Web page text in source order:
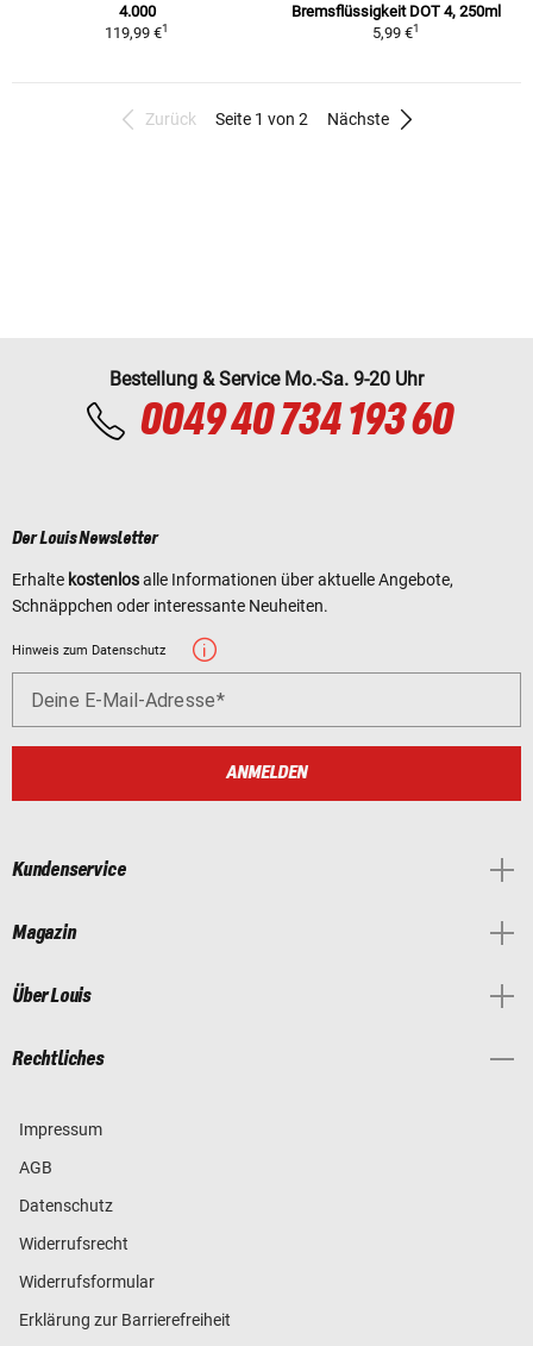
4.000
119,99 €1
Bremsflüssigkeit DOT 4, 250ml
5,99 €1
Zurück Seite 1 von 2 Nächste
Bestellung & Service Mo.-Sa. 9-20 Uhr
0049 40 734 193 60
Der Louis Newsletter
Erhalte kostenlosalle Informationen über aktuelle Angebote,
Schnäppchen oder interessante Neuheiten.
Hinweis zum Datenschutz
Deine E-Mail-Adresse
ANMELDEN
Kundenservice
Magazin
Über Louis
Rechtliches
Impressum
AGB
Datenschutz
Widerrufsrecht
Widerrufsformular
Erklärung zur Barrierefreiheit